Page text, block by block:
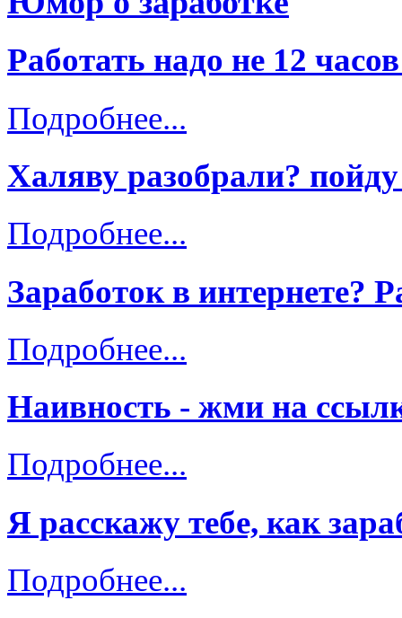
Работать надо не 12
Подробнее...
Халяву разобрали?
Подробнее...
Заработок в интернете?
Подробнее...
Наивность - жми на
Подробнее...
Я расскажу тебе, как
Подробнее...